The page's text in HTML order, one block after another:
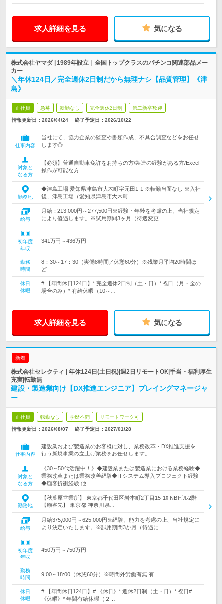
求人詳細を見る 気になる
株式会社ヤマダ | 1989年設立｜全国トップクラスのパチンコ関連部品メー
カー
＼年休124日／完全週休2日制だから無理ナシ【品質管理】《津
島》
正社員 急募 転勤なし 完全週休2日制 第二新卒歓迎
情報更新日：2026/04/24 終了予定日： 2026/10/22
仕事内容
当社にて、協力企業の監査や書類作成、不具合調査などをお任せ
します◎
対象と
なる方
【必須】普通自動車免許をお持ちの方/製造の経験がある方/Excel
操作が可能な方
勤務地
◆津島工場 愛知県津島市大木町字元田1-1 ※転勤当面なし ※入社
後、津島工場（愛知県津島市大木町…
給与
月給：213,000円～277,500円※経験・年齢を考慮の上、当社規定
により優遇します。※試用期間3ヶ月（待遇変更…
初年度
年収
341万円～436万円
勤務
時間
8：30～17：30（実働8時間／休憩60分）※残業月平均20時間ほ
ど
休日
休暇
# 【年間休日124日】* 完全週休2日制（土・日）* 祝日（月・金の
場合のみ）* 有給休暇（10～…
求人詳細を見る 気になる
新着
株式会社セレクティ | 年休124日(土日祝)|週2日リモートOK|手当・福利厚生
充実|転勤無
建設・製造業向け【DX推進エンジニア】プレイングマネージャ
ー
正社員 転勤なし 学歴不問 リモートワーク可
情報更新日：2026/08/07 終了予定日： 2027/01/28
仕事内容
建設業および製造業のお客様に対し、業務改革・DX推進支援を
行う新規事業の立上げ業務をお任せします。
対象と
なる方
《30～50代活躍中！》◆建設業または製造業における業務経験◆
業務改革または業務改善経験◆ITシステム導入プロジェクト経験
◆顧客折衝経験 他
勤務地
【秋葉原営業所】 東京都千代田区岩本町2丁目15-10 NBビル2階
【顧客先】 東京都 神奈川県…
給与
月給375,000円～625,000円※経験、能力を考慮の上、当社規定に
より決定いたします。※試用期間3か月（待遇に…
初年度
年収
450万円～750万円
勤務
時間
9:00～18:00（休憩60分）※時間外労働有無:有
休日
休暇
# 【年間休日124日】# 《休日》* 週休2日制（土・日）* 祝日#
《休暇》* 年間有給休暇（２…